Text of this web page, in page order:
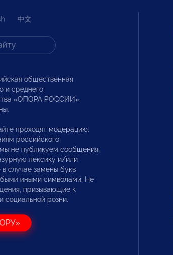
中文
общественная
и среднего
«ОПОРА РОССИИ».
проходят модерацию.
российского
мы не публикуем сообщения,
лексику и/или
случае замены букв
иными символами. Не
призывающие к
социальной розни.